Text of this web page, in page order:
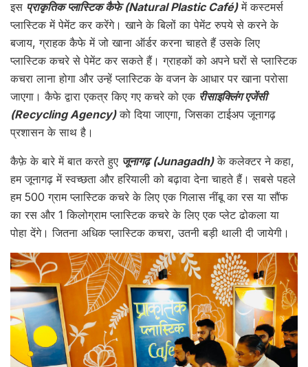
इस प्राकृतिक प्लास्टिक कैफे (Natural Plastic Café)में कस्टमर्स
प्लास्टिक में पेमेंट कर करेंगे। खाने के बिलों का पेमेंट रुपये से करने के
बजाय, ग्राहक कैफे में जो खाना ऑर्डर करना चाहते हैं उसके लिए
प्लास्टिक कचरे से पेमेंट कर सकते हैं। ग्राहकों को अपने घरों से प्लास्टिक
कचरा लाना होगा और उन्हें प्लास्टिक के वजन के आधार पर खाना परोसा
जाएगा। कैफे द्वारा एकत्र किए गए कचरे को एक रीसाइक्लिंग एजेंसी
(Recycling Agency)को दिया जाएगा, जिसका टाईअप जूनागढ़
प्रशासन के साथ है।
कैफ़े के बारे में बात करते हुए जूनागढ़ (Junagadh)के कलेक्टर ने कहा,
हम जूनागढ़ में स्वच्छता और हरियाली को बढ़ावा देना चाहते हैं। सबसे पहले
हम 500 ग्राम प्लास्टिक कचरे के लिए एक गिलास नींबू का रस या सौंफ
का रस और 1 किलोग्राम प्लास्टिक कचरे के लिए एक प्लेट ढोकला या
पोहा देंगे। जितना अधिक प्लास्टिक कचरा, उतनी बड़ी थाली दी जायेगी।